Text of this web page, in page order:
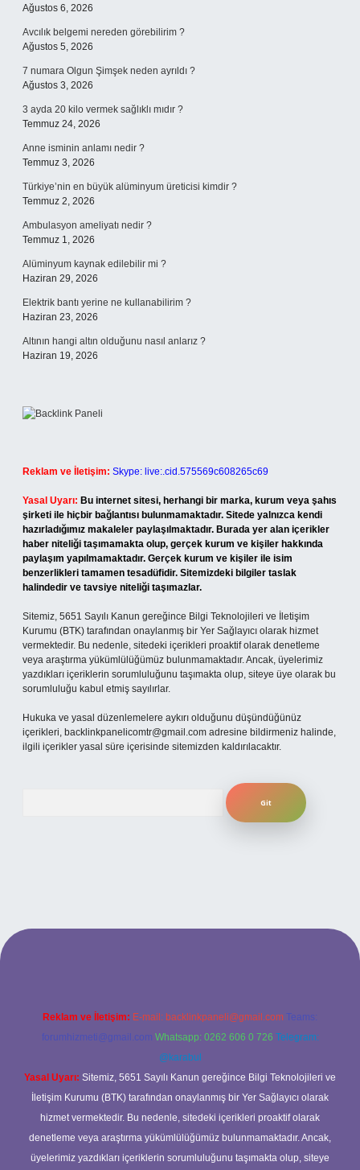
Ağustos 6, 2026
Avcılık belgemi nereden görebilirim ?
Ağustos 5, 2026
7 numara Olgun Şimşek neden ayrıldı ?
Ağustos 3, 2026
3 ayda 20 kilo vermek sağlıklı mıdır ?
Temmuz 24, 2026
Anne isminin anlamı nedir ?
Temmuz 3, 2026
Türkiye’nin en büyük alüminyum üreticisi kimdir ?
Temmuz 2, 2026
Ambulasyon ameliyatı nedir ?
Temmuz 1, 2026
Alüminyum kaynak edilebilir mi ?
Haziran 29, 2026
Elektrik bantı yerine ne kullanabilirim ?
Haziran 23, 2026
Altının hangi altın olduğunu nasıl anlarız ?
Haziran 19, 2026
Reklam ve İletişim: Skype: live:.cid.575569c608265c69
Yasal Uyarı: Bu internet sitesi, herhangi bir marka, kurum veya şahıs
şirketi ile hiçbir bağlantısı bulunmamaktadır. Sitede yalnızca kendi
hazırladığımız makaleler paylaşılmaktadır. Burada yer alan içerikler
haber niteliği taşımamakta olup, gerçek kurum ve kişiler hakkında
paylaşım yapılmamaktadır. Gerçek kurum ve kişiler ile isim
benzerlikleri tamamen tesadüfidir. Sitemizdeki bilgiler taslak
halindedir ve tavsiye niteliği taşımazlar.
Sitemiz, 5651 Sayılı Kanun gereğince Bilgi Teknolojileri ve İletişim
Kurumu (BTK) tarafından onaylanmış bir Yer Sağlayıcı olarak hizmet
vermektedir. Bu nedenle, sitedeki içerikleri proaktif olarak denetleme
veya araştırma yükümlülüğümüz bulunmamaktadır. Ancak, üyelerimiz
yazdıkları içeriklerin sorumluluğunu taşımakta olup, siteye üye olarak bu
sorumluluğu kabul etmiş sayılırlar.
Hukuka ve yasal düzenlemelere aykırı olduğunu düşündüğünüz
içerikleri, backlinkpanelicomtr@gmail.com adresine bildirmeniz halinde,
ilgili içerikler yasal süre içerisinde sitemizden kaldırılacaktır.
bahis sitesi
Reklam ve İletişim: E-mail: backlinkpaneli@gmail.com Teams:
forumhizmeti@gmail.com Whatsapp: 0262 606 0 726 Telegram:
@karabul
Yasal Uyarı: Sitemiz, 5651 Sayılı Kanun gereğince Bilgi Teknolojileri ve
İletişim Kurumu (BTK) tarafından onaylanmış bir Yer Sağlayıcı olarak
hizmet vermektedir. Bu nedenle, sitedeki içerikleri proaktif olarak
denetleme veya araştırma yükümlülüğümüz bulunmamaktadır. Ancak,
üyelerimiz yazdıkları içeriklerin sorumluluğunu taşımakta olup, siteye